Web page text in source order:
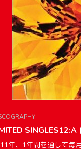
SINGLES12:A
年、1年間を通して毎